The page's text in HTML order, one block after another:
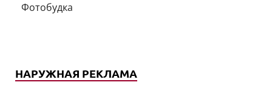
Фотобудка
НАРУЖНАЯ РЕКЛАМА